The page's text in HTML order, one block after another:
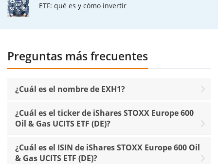
ETF: qué es y cómo invertir
Preguntas más frecuentes
¿Cuál es el nombre de EXH1?
¿Cuál es el ticker de iShares STOXX Europe 600
Oil & Gas UCITS ETF (DE)?
¿Cuál es el ISIN de iShares STOXX Europe 600 Oil
& Gas UCITS ETF (DE)?